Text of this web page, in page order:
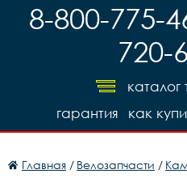
8-800-775-
720-
каталог
как
гарантия
Главная / Велозапчасти /